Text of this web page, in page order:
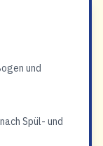
und
Spül- und